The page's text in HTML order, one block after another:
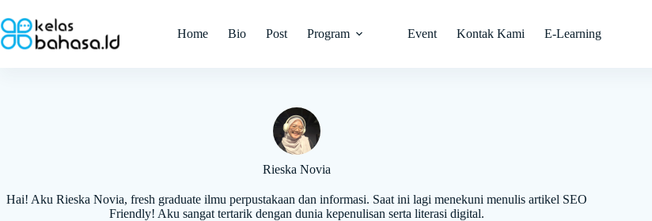
to
content
Home Bio Post Program Event Kontak Kami E-Learning
Rieska Novia
Hai! Aku Rieska Novia, fresh graduate ilmu perpustakaan dan informasi. Saat ini lagi menekuni menulis artikel SEO
Friendly! Aku sangat tertarik dengan dunia kepenulisan serta literasi digital.